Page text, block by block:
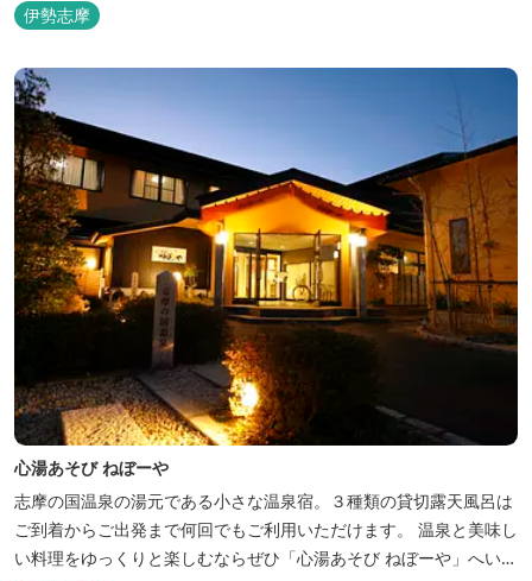
伊勢志摩
心湯あそび ねぼーや
志摩の国温泉の湯元である小さな温泉宿。３種類の貸切露天風呂は
ご到着からご出発まで何回でもご利用いただけます。 温泉と美味し
い料理をゆっくりと楽しむならぜひ「心湯あそび ねぼーや」へいら